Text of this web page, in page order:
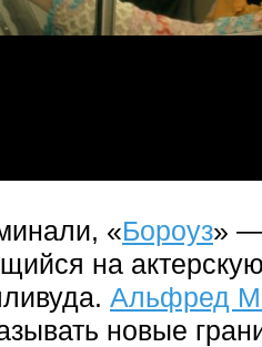
«Бороуз»
на
Альфред
новые